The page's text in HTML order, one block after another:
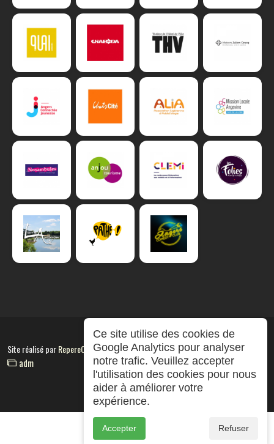
Site réalisé parRepereCom
adm
Ce site utilise des cookies de
Google Analytics pour analyser
notre trafic. Veuillez accepter
l'utilisation des cookies pour nous
aider à améliorer votre
expérience.
Accepter Refuser